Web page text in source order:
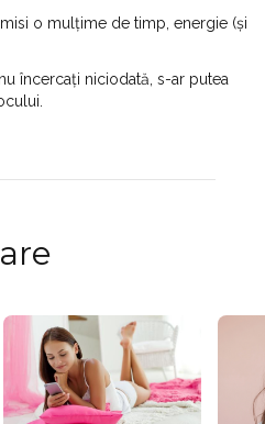
o mulțime de timp, energie (și
încercați niciodată, s-ar putea